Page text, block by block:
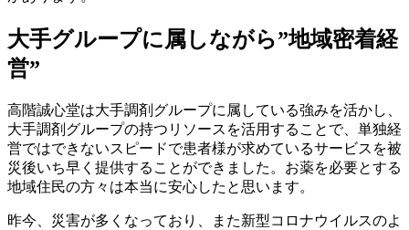
大手グループに属しながら”地域密着経
営”
高階誠心堂は大手調剤グループに属している強みを活かし、
大手調剤グループの持つリソースを活用することで、単独経
営ではできないスピードで患者様が求めているサービスを被
災後いち早く提供することができました。お薬を必要とする
地域住民の方々は本当に安心したと思います。
昨今、災害が多くなっており、また新型コロナウイルスのよ